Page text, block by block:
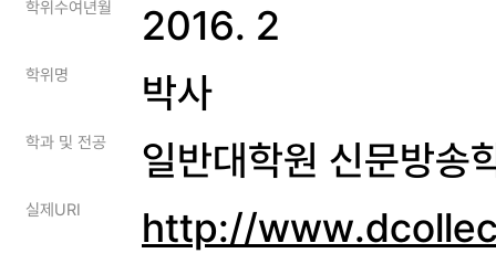
학위수여년월 2016. 2
학위명 박사
학과 및 전공 일반대학원 신문방송
실제URI http://